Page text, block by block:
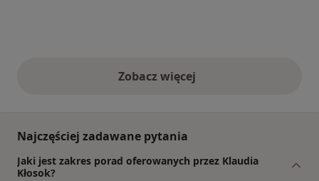
Zobacz więcejopinie powyżej
Najczęściej zadawane pytania
Jaki jest zakres porad oferowanych przez Klaudia
Kłosok?